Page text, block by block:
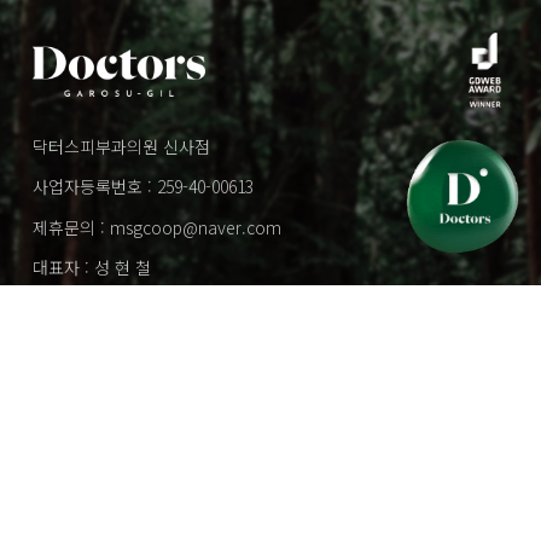
닥터스피부과의원 신사점
사업자등록번호 : 259-40-00613
제휴문의 : msgcoop@naver.com
대표자 : 성 현 철